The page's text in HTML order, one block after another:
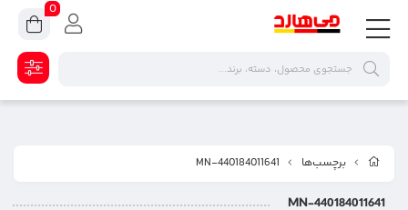
برچسب‌ها MN-440184011641
MN-440184011641
0